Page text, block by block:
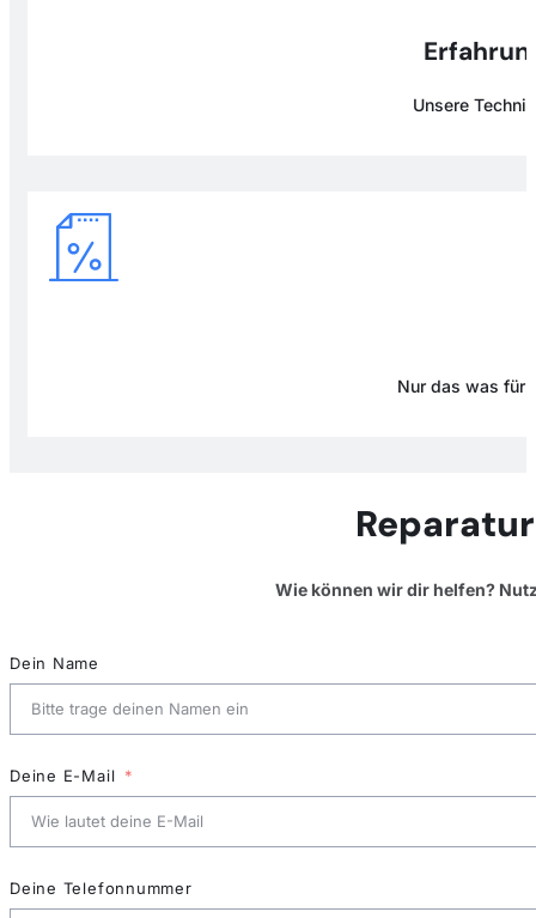
Unsere
Nur das was für
Wie können wir dir helfen?
Dein Name
Deine E-Mail
Deine Telefonnummer